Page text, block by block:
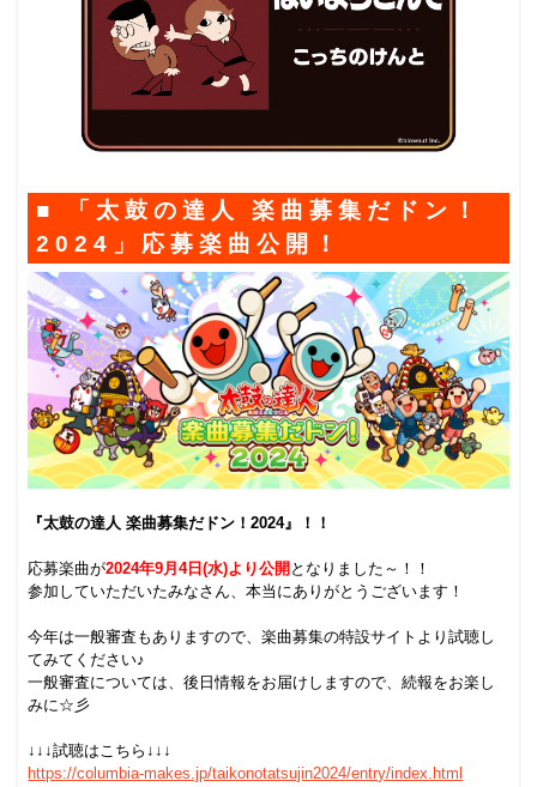
■ 「太鼓の達人 楽曲募集だドン！
2024」応募楽曲公開！
『太鼓の達人 楽曲募集だドン！2024』！！
応募楽曲が2024年9月4日(水)より公開 となりました～！！
参加していただいたみなさん、本当にありがとうございます！
今年は一般審査もありますので、楽曲募集の特設サイトより試聴し
てみてください♪
一般審査については、後日情報をお届けしますので、続報をお楽し
みに☆彡
↓↓↓試聴はこちら↓↓↓
https://columbia-makes.jp/taikonotatsujin2024/entry/index.html